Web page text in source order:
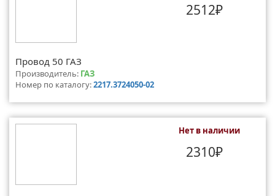
2512₽
Провод 50 ГАЗ
Производитель: ГАЗ
Номер по каталогу:2217.3724050-02
Нет в наличии
2310₽